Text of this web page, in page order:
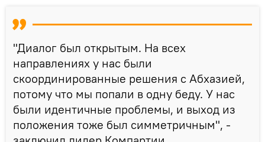
"Диалог был открытым. На всех
направлениях у нас были
скоординированные решения с Абхазией,
потому что мы попали в одну беду. У нас
были идентичные проблемы, и выход из
положения тоже был симметричным", -